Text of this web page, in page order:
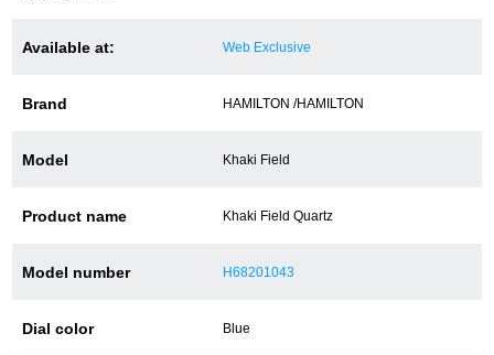
ラッピングサービス
腕時計サイズ調整サービス
Available at: Web Exclusive
Brand HAMILTON /HAMILTON
Model Khaki Field
Product name Khaki Field Quartz
Model number H68201043
Dial color Blue